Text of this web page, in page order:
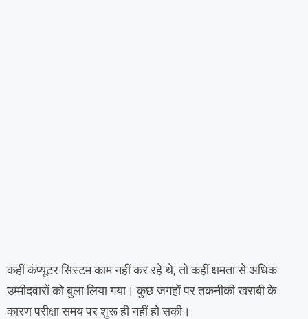
कहीं कंप्यूटर सिस्टम काम नहीं कर रहे थे, तो कहीं क्षमता से अधिक
उम्मीदवारों को बुला लिया गया। कुछ जगहों पर तकनीकी खराबी के
कारण परीक्षा समय पर शुरू ही नहीं हो सकी।